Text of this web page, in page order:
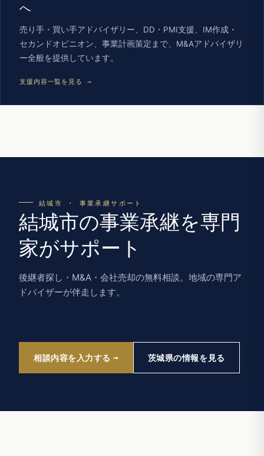
へ
売り手・買い手アドバイザリー、DD・PMI支援、IM作成・
セカンドオピニオン、事業計画策定まで、M&Aアドバイザリ
ー全般を提供しています。
支援内容一覧を見る →
結城市 · 事業承継サポート
結城市の事業承継を専門
家がサポート
後継者探し・M&A・会社売却の無料相談。地域の専門ア
ドバイザーが伴走します。
相談内容を入力する 茨城県の情報を見る